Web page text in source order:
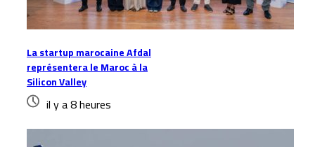
La startup marocaine Afdal
représentera le Maroc à la
Silicon Valley
il y a 8 heures